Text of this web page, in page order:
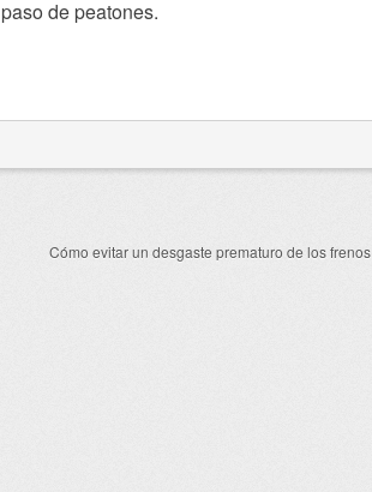
de peatones.
Cómo evitar un desgaste prematuro de los frenos